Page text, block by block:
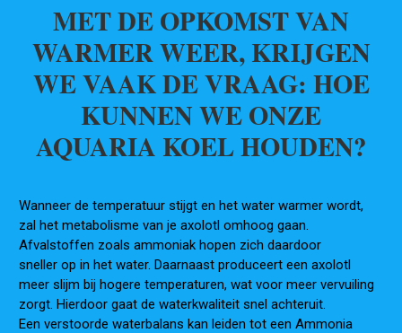
MET DE OPKOMST VAN
WARMER WEER, KRIJGEN
WE VAAK DE VRAAG: HOE
KUNNEN WE ONZE
AQUARIA KOEL HOUDEN?
Wanneer de temperatuur stijgt en het water warmer wordt,
zal het metabolisme van je axolotl omhoog gaan.
Afvalstoffen zoals ammoniakhopen zich daardoor
snellerop in het water. Daarnaast produceert een axolotl
meer slijm bij hogere temperaturen, watvoor meer vervuiling
zorgt. Hierdoor gaat de waterkwaliteit snel achteruit.
Een verstoorde waterbalans kan leiden tot een Ammonia